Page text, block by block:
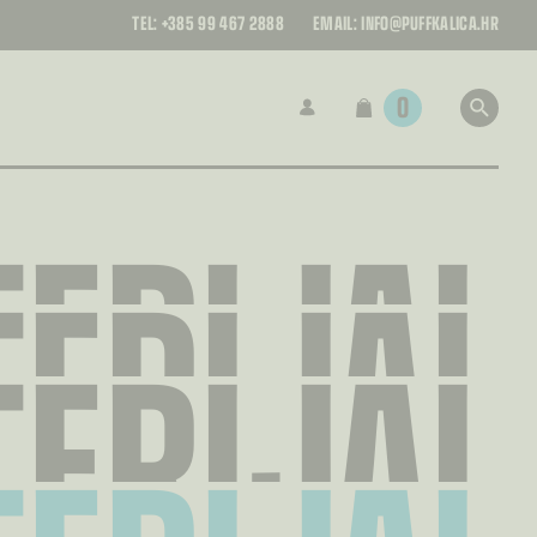
TEL: +385 99 467 2888 EMAIL: INFO@PUFFKALICA.HR
0